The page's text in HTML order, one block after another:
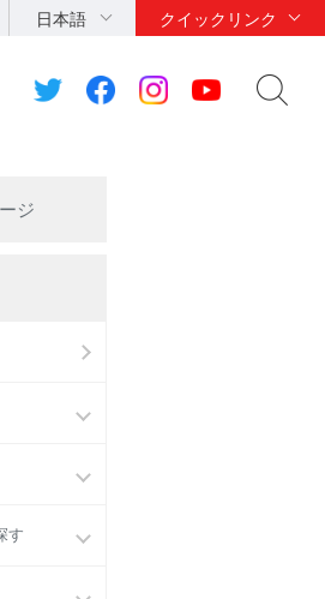
日本語 クイックリンク
ジ
す